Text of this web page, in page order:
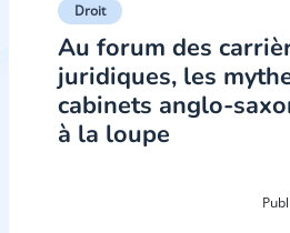
Droit
Au forum des
juridiques, les
cabinets anglo-
à la loupe